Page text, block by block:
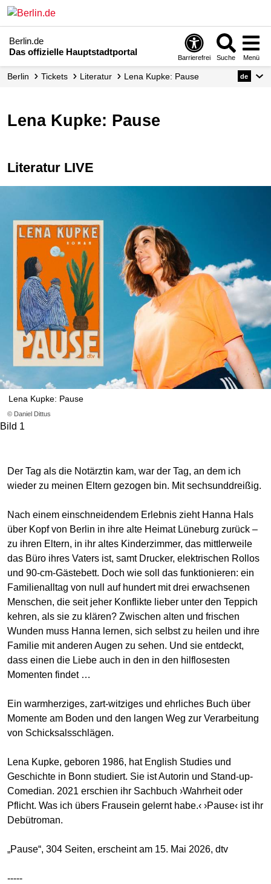
Berlin.de
Das offizielle Hauptstadtportal
Barrierefrei Suche Menü
Berlin Tickets Literatur Lena Kupke: Pause de
Lena Kupke: Pause
Literatur LIVE
Lena Kupke: Pause
© Daniel Dittus
Bild 1
Der Tag als die Notärztin kam, war der Tag, an dem ich
wieder zu meinen Eltern gezogen bin. Mit sechsunddreißig.
Nach einem einschneidendem Erlebnis zieht Hanna Hals
über Kopf von Berlin in ihre alte Heimat Lüneburg zurück –
zu ihren Eltern, in ihr altes Kinderzimmer, das mittlerweile
das Büro ihres Vaters ist, samt Drucker, elektrischen Rollos
und 90-cm-Gästebett. Doch wie soll das funktionieren: ein
Familienalltag von null auf hundert mit drei erwachsenen
Menschen, die seit jeher Konflikte lieber unter den Teppich
kehren, als sie zu klären? Zwischen alten und frischen
Wunden muss Hanna lernen, sich selbst zu heilen und ihre
Familie mit anderen Augen zu sehen. Und sie entdeckt,
dass einen die Liebe auch in den in den hilflosesten
Momenten findet …
Ein warmherziges, zart-witziges und ehrliches Buch über
Momente am Boden und den langen Weg zur Verarbeitung
von Schicksalsschlägen.
Lena Kupke, geboren 1986, hat English Studies und
Geschichte in Bonn studiert. Sie ist Autorin und Stand-up-
Comedian. 2021 erschien ihr Sachbuch ›Wahrheit oder
Pflicht. Was ich übers Frausein gelernt habe.‹ ›Pause‹ ist ihr
Debütroman.
„Pause“, 304 Seiten, erscheint am 15. Mai 2026, dtv
-----